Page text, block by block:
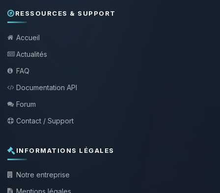
RESSOURCES & SUPPORT
Accueil
Actualités
FAQ
Documentation API
Forum
Contact / Support
INFORMATIONS LÉGALES
Notre entreprise
Mentions légales